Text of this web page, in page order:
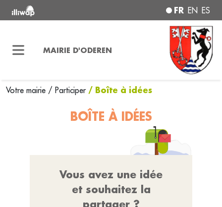
FR EN ES
MAIRIE D'ODEREN
Votre mairie / Participer / Boîte à idées
BOÎTE À IDÉES
Vous avez une idée
et souhaitez la
partager ?